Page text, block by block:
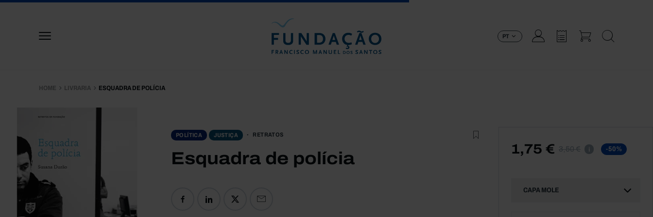
PT
HOME LIVRARIA ESQUADRA DE POLÍCIA
POLÍTICA JUSTIÇA RETRATOS
Esquadra de polícia 1,75 € 3,50 € -50%
CAPA MOLE